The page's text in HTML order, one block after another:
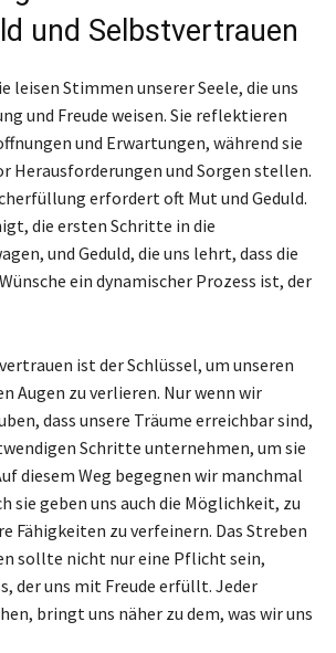
und Selbstvertrauen
leisen Stimmen unserer Seele, die uns
und Freude weisen. Sie reflektieren
und Erwartungen, während sie
Herausforderungen und Sorgen stellen.
erfordert oft Mut und Geduld.
die ersten Schritte in die
und Geduld, die uns lehrt, dass die
ein dynamischer Prozess ist, der
ist der Schlüssel, um unseren
Augen zu verlieren. Nur wenn wir
dass unsere Träume erreichbar sind,
Schritte unternehmen, um sie
diesem Weg begegnen wir manchmal
sie geben uns auch die Möglichkeit, zu
Fähigkeiten zu verfeinern. Das Streben
sollte nicht nur eine Pflicht sein,
der uns mit Freude erfüllt. Jeder
bringt uns näher zu dem, was wir uns